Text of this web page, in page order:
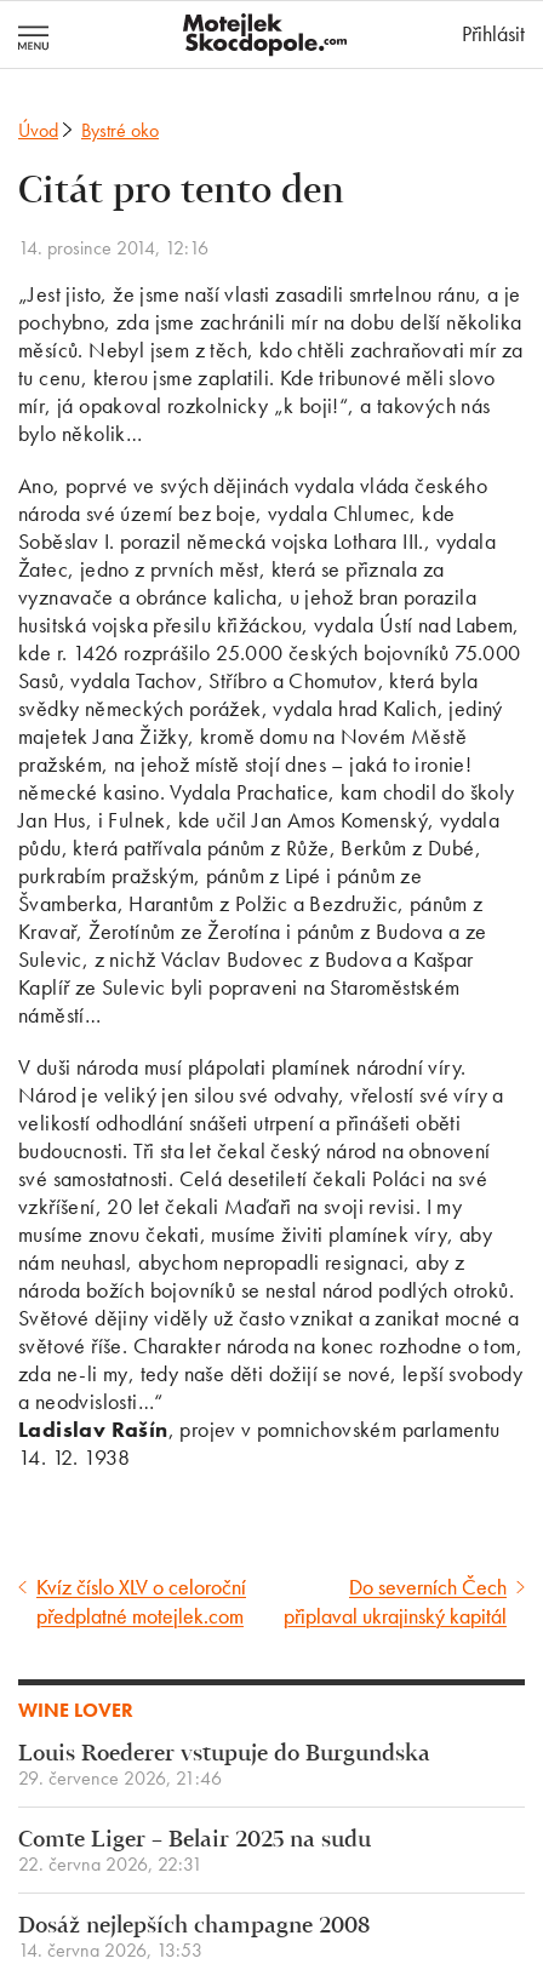
Přihlásit
Úvod Bystré oko
Citát pro tento den
14. prosince 2014, 12:16
„Jest jisto, že jsme naší vlasti zasadili smrtelnou ránu, a je
pochybno, zda jsme zachránili mír na dobu delší několika
měsíců. Nebyl jsem z těch, kdo chtěli zachraňovati mír za
tu cenu, kterou jsme zaplatili. Kde tribunové měli slovo
mír, já opakoval rozkolnicky „k boji!“, a takových nás
bylo několik…
Ano, poprvé ve svých dějinách vydala vláda českého
národa své území bez boje, vydala Chlumec, kde
Soběslav I. porazil německá vojska Lothara III., vydala
Žatec, jedno z prvních měst, která se přiznala za
vyznavače a obránce kalicha, u jehož bran porazila
husitská vojska přesilu křižáckou, vydala Ústí nad Labem,
kde r. 1426 rozprášilo 25.000 českých bojovníků 75.000
Sasů, vydala Tachov, Stříbro a Chomutov, která byla
svědky německých porážek, vydala hrad Kalich, jediný
majetek Jana Žižky, kromě domu na Novém Městě
pražském, na jehož místě stojí dnes – jaká to ironie!
německé kasino. Vydala Prachatice, kam chodil do školy
Jan Hus, i Fulnek, kde učil Jan Amos Komenský, vydala
půdu, která patřívala pánům z Růže, Berkům z Dubé,
purkrabím pražským, pánům z Lipé i pánům ze
Švamberka, Harantům z Polžic a Bezdružic, pánům z
Kravař, Žerotínům ze Žerotína i pánům z Budova a ze
Sulevic, z nichž Václav Budovec z Budova a Kašpar
Kaplíř ze Sulevic byli popraveni na Staroměstském
náměstí…
V duši národa musí plápolati plamínek národní víry.
Národ je veliký jen silou své odvahy, vřelostí své víry a
velikostí odhodlání snášeti utrpení a přinášeti oběti
budoucnosti. Tři sta let čekal český národ na obnovení
své samostatnosti. Celá desetiletí čekali Poláci na své
vzkříšení, 20 let čekali Maďaři na svoji revisi. I my
musíme znovu čekati, musíme živiti plamínek víry, aby
nám neuhasl, abychom nepropadli resignaci, aby z
národa božích bojovníků se nestal národ podlých otroků.
Světové dějiny viděly už často vznikat a zanikat mocné a
světové říše. Charakter národa na konec rozhodne o tom,
zda ne-li my, tedy naše děti dožijí se nové, lepší svobody
a neodvislosti…“
Ladislav Rašín, projev v pomnichovském parlamentu
14. 12. 1938
Předcházející
článek
Kvíz číslo XLV o celoroční
předplatné motejlek.com
Následující
článek
Do severních Čech
připlaval ukrajinský kapitál
WINE LOVER
Louis Roederer vstupuje do Burgundska
29. července 2026, 21:46
Comte Liger – Belair 2025 na sudu
22. června 2026, 22:31
Dosáž nejlepších champagne 2008
14. června 2026, 13:53